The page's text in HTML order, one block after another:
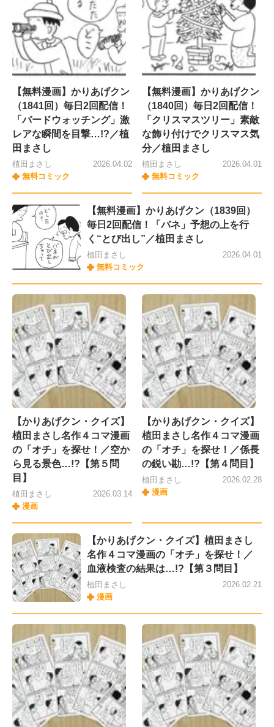
【無料漫画】かりあげクン
（1841回）毎日2回配信！
「バードウォッチング」激
レアな瞬間を目撃…!?／植
田まさし
植田まさし
無料コミック
2026.04.02
【無料漫画】かりあげクン
（1840回）毎日2回配信！
「クリスマスツリー」素敵
な飾り付けでクリスマス気
分／植田まさし
植田まさし
無料コミック
2026.04.01
【無料漫画】かりあげクン（1839回）
毎日2回配信！「バネ」予想の上を行
く“とび出し”／植田まさし
植田まさし
無料コミック
2026.04.01
【かりあげクン・クイズ】
植田まさし名作４コマ漫画
の「オチ」を探せ！／空か
ら見る景色…!?【第５問
目】
植田まさし
漫画
2026.03.14
【かりあげクン・クイズ】
植田まさし名作４コマ漫画
の「オチ」を探せ！／係長
の鋭い勘…!?【第４問目】
植田まさし
漫画
2026.02.28
【かりあげクン・クイズ】植田まさし
名作４コマ漫画の「オチ」を探せ！／
血液検査の結果は…!?【第３問目】
植田まさし
漫画
2026.02.21